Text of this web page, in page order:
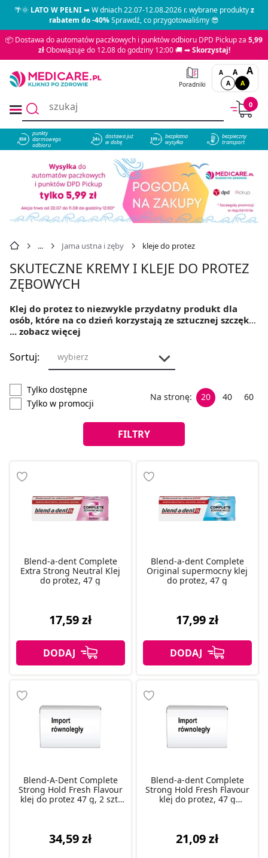
🌴🌞LATO W PEŁNI➡ W dniach 22.07-12.08.2026 r. wybrane produktyz
rabatem do -40%Sprawdź, co przygotowaliśmy 😎
📦 Dostawa do automatów paczkowych i punktów odbioru DPD Pickup za 5,99
złObowiązuje do 12.08 do godziny 12:00 🚚 ➡Skorzystaj!
Poradniki
A A A
A A
0
858
punkty
darmowego
odbioru
dostawa już
w dobę
bezpłatna
wysyłka
bezpieczny
transport
Jama ustna i zęby kleje do protez
SKUTECZNE KREMY I KLEJE DO PROTEZ
ZĘBOWYCH
Klej do protez to niezwykle przydatny produkt dla
osób, które na co dzień korzystają ze sztucznej szczęki.
Aby ta dobrze przylegała i umożliwiała normalne
Dobry krem do protez nie tylko zapewnia komfort podczas
mówienia czy jedzenia, ale też jest bezpieczny dla zdrowia.
z jamy ustnej mogłyby przenikać do innych części
organizmu, zaburzając jego funkcje. Jak wybrać odpowiedni
klej do protez zębowych?
... zobacz więcej
Sortuj: wybierz
Tylko dostępne
Tylko w promocji
Na stronę: 20 40 60
FILTRY
Blend-a-dent Complete
Extra Strong Neutral Klej
do protez, 47 g
17,59 zł
Blend-a-dent Complete
Original supermocny klej
do protez, 47 g
17,99 zł
Blend-A-Dent Complete
Strong Hold Fresh Flavour
klej do protez 47 g, 2 szt.
34,59 zł
Blend-a-dent Complete
Strong Hold Fresh Flavour
klej do protez, 47 g
21,09 zł